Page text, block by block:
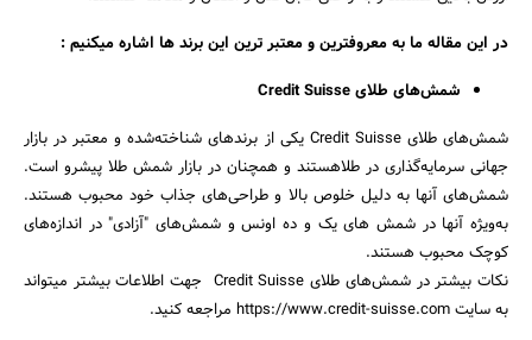
جستجو
در این مقاله ما به معروفترین و معتبر ترین این برند ها اشاره میکنیم :
شمش‌های طلای Credit Suisse
شمش‌های طلای Credit Suisse یکی از برندهای شناخته‌شده و معتبر در بازار
جهانی سرمایه‌گذاری در طلاهستند و همچنان در بازار شمش طلا پیشرو است.
شمش‌های آنها به دلیل خلوص بالا و طراحی‌های جذاب خود محبوب هستند.
به‌ویژه آنها در شمش ‌های یک و ده اونس و شمش‌های "آزادی" در اندازه‌های
کوچک محبوب هستند.
نکات بیشتر در شمش‌های طلای Credit Suisse جهت اطلاعات بیشتر میتواند
به سایت https://www.credit-suisse.com مراجعه کنید.